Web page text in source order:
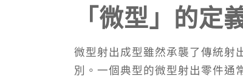
「微型」的定
微型射出成型雖然承襲了傳統射
別。一個典型的微型射出零件通